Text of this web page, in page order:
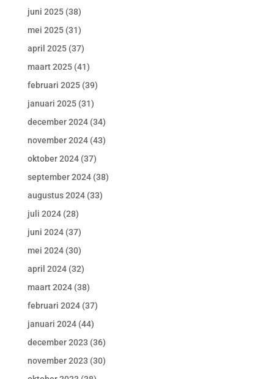
juni 2025(38)
mei 2025(31)
april 2025(37)
maart 2025(41)
februari 2025(39)
januari 2025(31)
december 2024(34)
november 2024(43)
oktober 2024(37)
september 2024(38)
augustus 2024(33)
juli 2024(28)
juni 2024(37)
mei 2024(30)
april 2024(32)
maart 2024(38)
februari 2024(37)
januari 2024(44)
december 2023 (36)
november 2023 (30)